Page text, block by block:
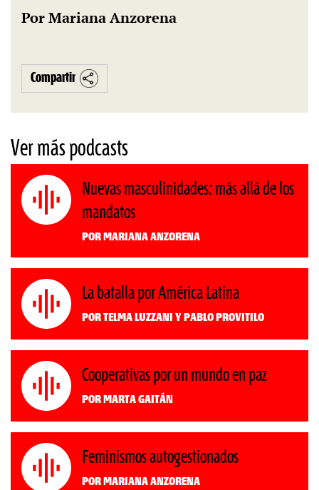
Por Mariana Anzorena
Compartir
Ver más podcasts
Nuevas masculinidades: más allá de los
mandatos
Por Mariana Anzorena
La batalla por América Latina
Por Telma Luzzani y Pablo Provitilo
Cooperativas por un mundo en paz
Por Marta Gaitán
Feminismos autogestionados
Por Mariana Anzorena